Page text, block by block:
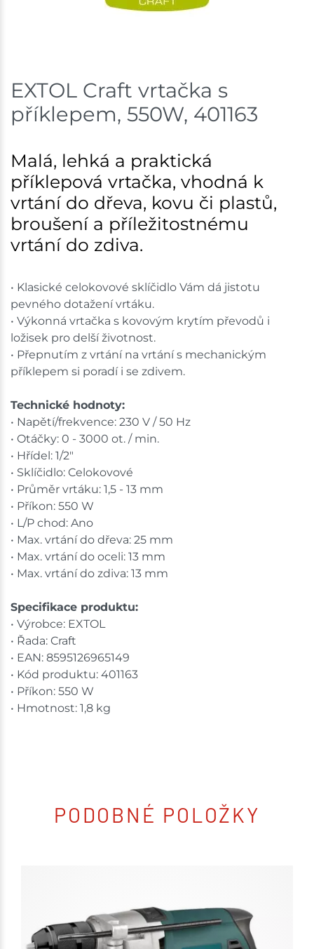
EXTOL Craft vrtačka s
příklepem, 550W, 401163
Malá, lehká a praktická
příklepová vrtačka, vhodná k
vrtání do dřeva, kovu či plastů,
broušení a příležitostnému
vrtání do zdiva.
• Klasické celokovové sklíčidlo Vám dá jistotu
pevného dotažení vrtáku.
• Výkonná vrtačka s kovovým krytím převodů i
ložisek pro delší životnost.
• Přepnutím z vrtání na vrtání s mechanickým
příklepem si poradí i se zdivem.
Technické hodnoty:
• Napětí/frekvence: 230 V / 50 Hz
• Otáčky: 0 - 3000 ot. / min.
• Hřídel: 1/2"
• Sklíčidlo: Celokovové
• Průměr vrtáku: 1,5 - 13 mm
• Příkon: 550 W
• L/P chod: Ano
• Max. vrtání do dřeva: 25 mm
• Max. vrtání do oceli: 13 mm
• Max. vrtání do zdiva: 13 mm
Specifikace produktu:
• Výrobce: EXTOL
• Řada: Craft
• EAN: 8595126965149
• Kód produktu: 401163
• Příkon: 550 W
• Hmotnost: 1,8 kg
PODOBNÉ POLOŽKY